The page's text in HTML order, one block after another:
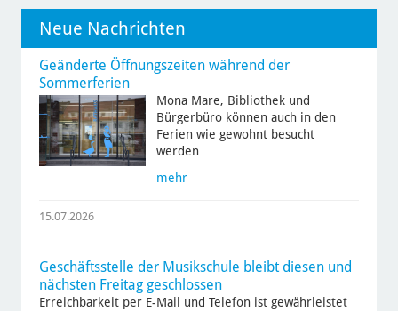
Neue Nachrichten
Geänderte Öffnungszeiten während der
Sommerferien
Mona Mare, Bibliothek und
Bürgerbüro können auch in den
Ferien wie gewohnt besucht
werden
mehr
15.07.2026
Geschäftsstelle der Musikschule bleibt diesen und
nächsten Freitag geschlossen
Erreichbarkeit per E-Mail und Telefon ist gewährleistet